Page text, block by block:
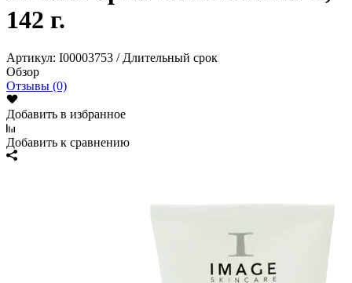
142 г.
Артикул: I00003753 / Длительный срок
Обзор
Отзывы (0)
Добавить в избранное
Добавить к сравнению